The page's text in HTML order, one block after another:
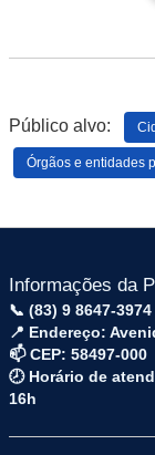
Público alvo:
Órgãos e entidades
Informações da
📞 (83) 9 8647-3974
📍 Endereço:
📫 CEP: 58497-000
🕗 Horário de
16h